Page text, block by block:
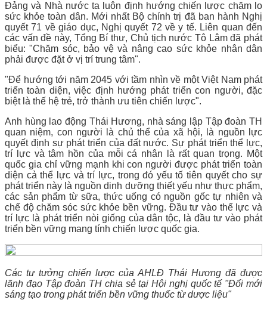
Đảng và Nhà nước ta luôn định hướng chiến lược chăm lo
sức khỏe toàn dân. Mới nhất Bộ chính trị đã ban hành Nghị
quyết 71 về giáo dục, Nghị quyết 72 về y tế. Liên quan đến
các vấn đề này, Tổng Bí thư, Chủ tịch nước Tô Lâm đã phát
biểu: "Chăm sóc, bảo vệ và nâng cao sức khỏe nhân dân
phải được đặt ở vị trí trung tâm".
"Để hướng tới năm 2045 với tầm nhìn về một Việt Nam phát
triển toàn diện, việc định hướng phát triển con người, đặc
biệt là thế hệ trẻ, trở thành ưu tiên chiến lược".
Anh hùng lao động Thái Hương, nhà sáng lập Tập đoàn TH
quan niệm, con người là chủ thể của xã hội, là nguồn lực
quyết định sự phát triển của đất nước. Sự phát triển thể lực,
trí lực và tâm hồn của mỗi cá nhân là rất quan trọng. Một
quốc gia chỉ vững mạnh khi con người được phát triển toàn
diện cả thể lực và trí lực, trong đó yếu tố tiên quyết cho sự
phát triển này là nguồn dinh dưỡng thiết yếu như thực phẩm,
các sản phẩm từ sữa, thức uống có nguồn gốc tự nhiên và
chế độ chăm sóc sức khỏe bền vững. Đầu tư vào thể lực và
trí lực là phát triển nòi giống của dân tộc, là đầu tư vào phát
triển bền vững mang tính chiến lược quốc gia.
Các tư tưởng chiến lược của AHLĐ Thái Hương đã được
lãnh đạo Tập đoàn TH chia sẻ tại Hội nghị quốc tế "Đổi mới
sáng tạo trong phát triển bền vững thuốc từ dược liệu"